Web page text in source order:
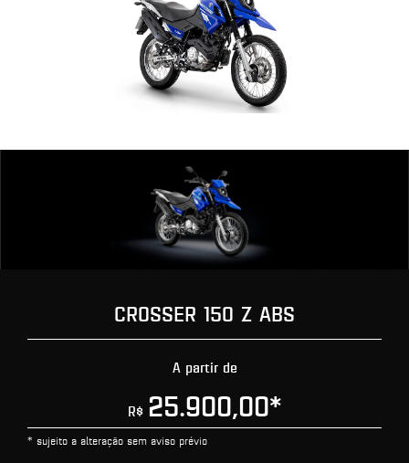
CROSSER 150 Z ABS
A partir de
R$ 25.900,00*
* sujeito a alteração sem aviso prévio